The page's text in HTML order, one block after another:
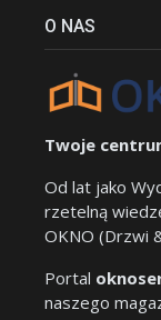
O NAS
Twoje
Od lat jako
rzetelną
OKNO (Drzwi
Portal
naszego